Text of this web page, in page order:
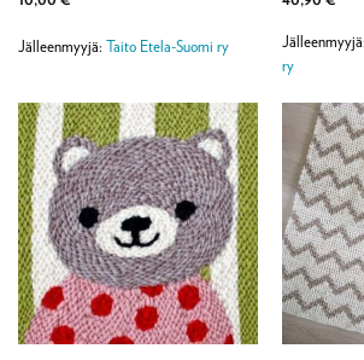
Jälleenmyyjä: Taito Etela-Suomi ry Jälleenmyyjä:
ry